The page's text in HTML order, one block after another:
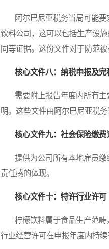
阿尔巴尼亚税务当局可能要
饮料公司，这可以包括生产设
同等证据。这份文件对于防范
核心文件八：纳税申报及完
需要附上报告年度内所有主
明。这些文件由阿尔巴尼亚税
核心文件九：社会保险缴费
提供为公司所有本地雇员缴
责任感的体现。
核心文件十：特许行业许可
柠檬饮料属于食品生产范畴
行业经营许可在申报年度内持